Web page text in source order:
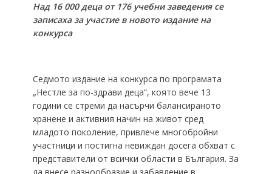
Над 16 000 деца от 176 учебни заведения се
записаха за участие в новото издание на
конкурса
Седмото издание на конкурса по програмата
„Нестле за по-здрави деца“, която вече 13
години се стреми да насърчи балансираното
хранене и активния начин на живот сред
младото поколение, привлече многобройни
участници и постигна невиждан досега обхват с
представители от всички области в България. За